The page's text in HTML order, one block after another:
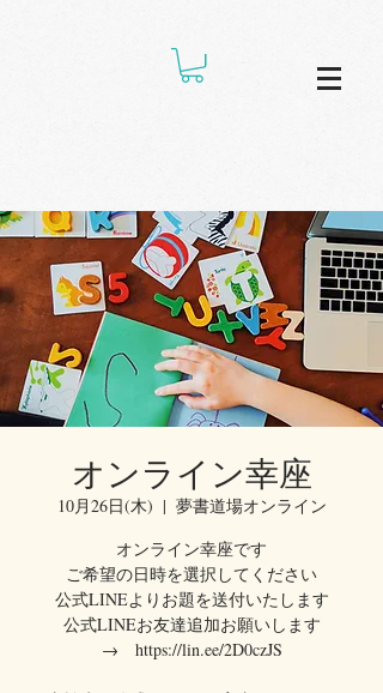
オンライン幸座
10月26日(木)
  |
夢書道場オンライン
オンライン幸座です
ご希望の日時を選択してください
公式LINEよりお題を送付いたします
公式LINEお友達追加お願いします
→ https://lin.ee/2D0czJS